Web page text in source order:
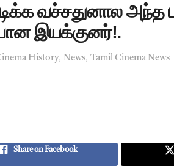
வச்சதுனால அந்த
இயக்குனர்!.
History, News, Tamil Cinema News
Share on Facebook